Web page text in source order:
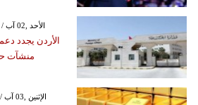
GMT 18:50 2026 الأحد ,02 آب / أغسطس
الأردن يجدد
منشآت
GMT 20:15 2026 الإثنين ,03 آب / أغسطس